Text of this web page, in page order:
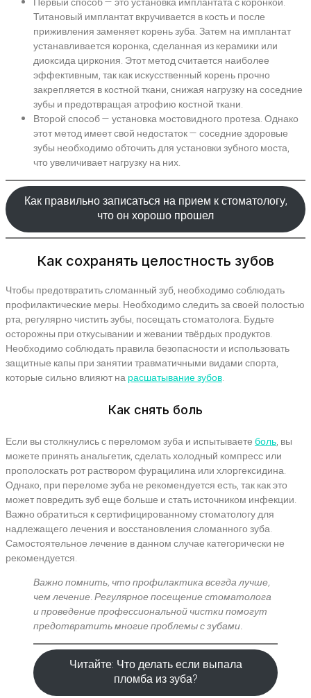
Титановый имплантат вкручивается в кость и после
приживления заменяет корень зуба. Затем на имплантат
устанавливается коронка, сделанная из керамики или
диоксида циркония. Этот метод считается наиболее
эффективным, так как искусственный корень прочно
закрепляется в костной ткани, снижая нагрузку на соседние
зубы и предотвращая атрофию костной ткани.
Второй способ — установка мостовидного протеза. Однако
этот метод имеет свой недостаток — соседние здоровые
зубы необходимо обточить для установки зубного моста,
что увеличивает нагрузку на них.
Как правильно записаться на прием к стоматологу,
что он хорошо прошел
Как сохранять целостность зубов
Чтобы предотвратить сломанный зуб, необходимо соблюдать
профилактические меры. Необходимо следить за своей полостью
рта, регулярно чистить зубы, посещать стоматолога. Будьте
осторожны при откусывании и жевании твёрдых продуктов.
Необходимо соблюдать правила безопасности и использовать
защитные капы при занятии травматичными видами спорта,
которые сильно влияют нарасшатывание зубов.
Как снять боль
Если вы столкнулись с переломом зуба и испытываетеболь, вы
можете принять анальгетик, сделать холодный компресс или
прополоскать рот раствором фурацилина или хлоргексидина.
Однако, при переломе зуба не рекомендуется есть, так как это
может повредить зуб еще больше и стать источником инфекции.
Важно обратиться к сертифицированному стоматологу для
надлежащего лечения и восстановления сломанного зуба.
Самостоятельное лечение в данном случае категорически не
рекомендуется.
Важно помнить, что профилактика всегда лучше,
чем лечение. Регулярное посещение стоматолога
и проведение профессиональной чистки помогут
предотвратить многие проблемы с зубами.
Читайте: Что делать если выпала
пломба из зуба?